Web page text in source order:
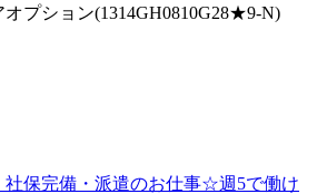
プション(1314GH0810G28★9-N)
社保完備・派遣のお仕事☆週5で働け